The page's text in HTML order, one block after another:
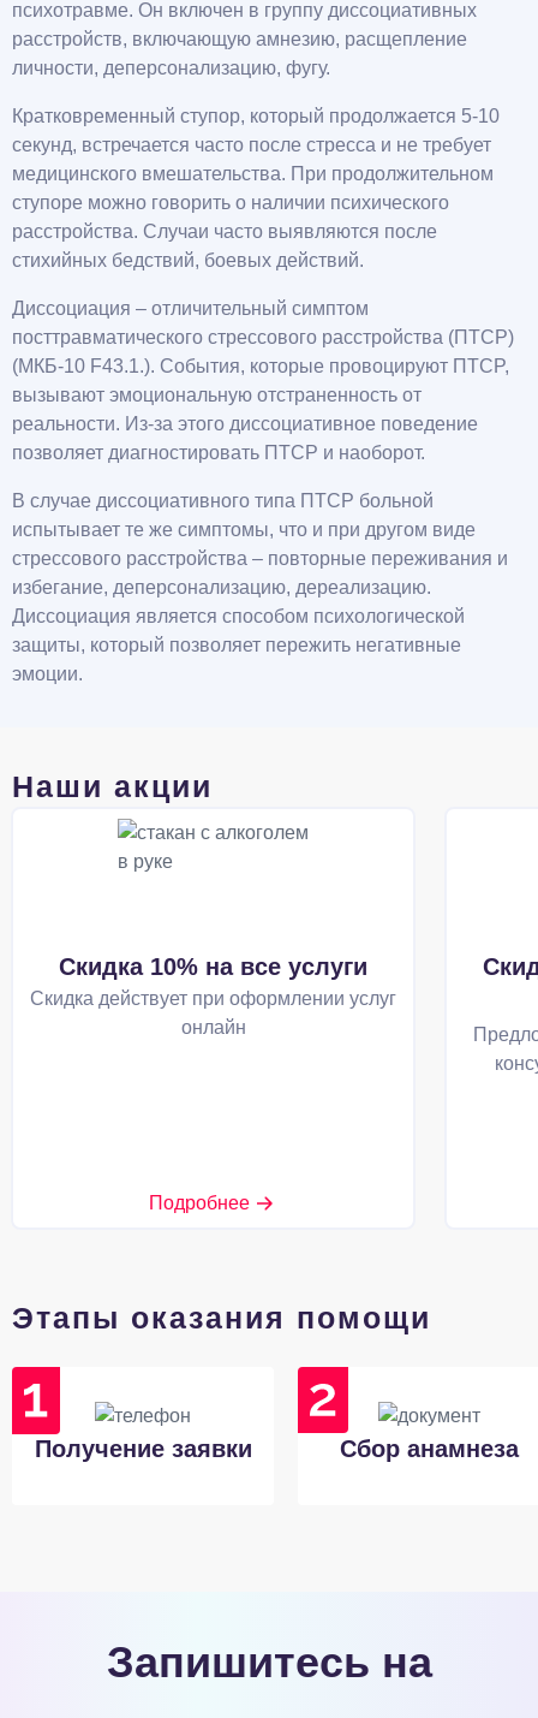
психотравме. Он включен в группу диссоциативных
расстройств, включающую амнезию, расщепление
личности, деперсонализацию, фугу.
Кратковременный ступор, который продолжается 5-10
секунд, встречается часто после стресса и не требует
медицинского вмешательства. При продолжительном
ступоре можно говорить о наличии психического
расстройства. Случаи часто выявляются после
стихийных бедствий, боевых действий.
Диссоциация – отличительный симптом
посттравматического стрессового расстройства (ПТСР)
(МКБ-10 F43.1.). События, которые провоцируют ПТСP,
вызывают эмоциональную отстраненность от
реальности. Из-за этого диссоциативное поведение
позволяет диагностировать ПТСP и наоборот.
В случае диссоциативного типа ПТСP больной
испытывает те же симптомы, что и при другом виде
стрессового расстройства – повторные переживания и
избегание, деперсонализацию, дереализацию.
Диссоциация является способом психологической
защиты, который позволяет пережить негативные
эмоции.
Наши акции
Скидка 10% на все услуги
Скидка действует при оформлении услуг
онлайн
Подробнее
Этапы оказания помощи
Получение заявки Сбор анамнеза
Запишитесь на